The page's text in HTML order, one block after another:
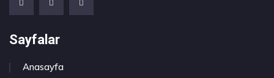
Sayfalar
Anasayfa